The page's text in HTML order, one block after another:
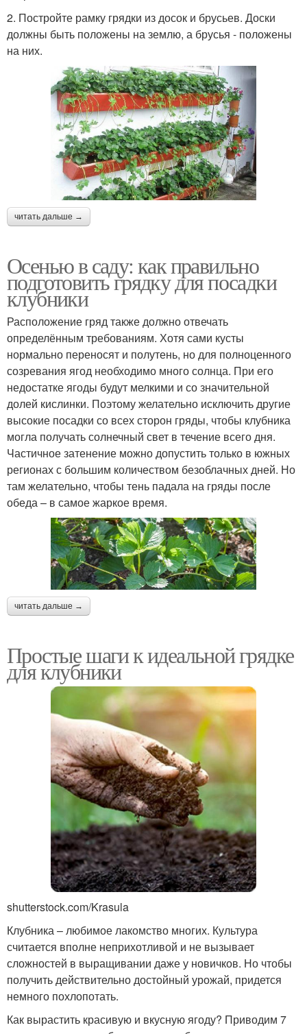
2. Постройте рамку грядки из досок и брусьев. Доски
должны быть положены на землю, а брусья - положены
на них.
читать дальше →
Осенью в саду: как правильно
подготовить грядку для посадки
клубники
Расположение гряд также должно отвечать
определённым требованиям. Хотя сами кусты
нормально переносят и полутень, но для полноценного
созревания ягод необходимо много солнца. При его
недостатке ягоды будут мелкими и со значительной
долей кислинки. Поэтому желательно исключить другие
высокие посадки со всех сторон гряды, чтобы клубника
могла получать солнечный свет в течение всего дня.
Частичное затенение можно допустить только в южных
регионах с большим количеством безоблачных дней. Но
там желательно, чтобы тень падала на гряды после
обеда – в самое жаркое время.
читать дальше →
Простые шаги к идеальной грядке
для клубники
shutterstock.com/Krasula
Клубника – любимое лакомство многих. Культура
считается вполне неприхотливой и не вызывает
сложностей в выращивании даже у новичков. Но чтобы
получить действительно достойный урожай, придется
немного похлопотать.
Как вырастить красивую и вкусную ягоду? Приводим 7